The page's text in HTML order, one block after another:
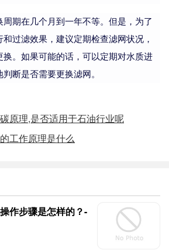
期在几个月到一年不等。但是，为了
过滤效果，建议定期检查滤网状况，
。如果可能的话，可以定期对水质进
断是否需要更换滤网。
原理,是否适用于石油行业呢
工作原理是什么
作步骤是怎样的？-